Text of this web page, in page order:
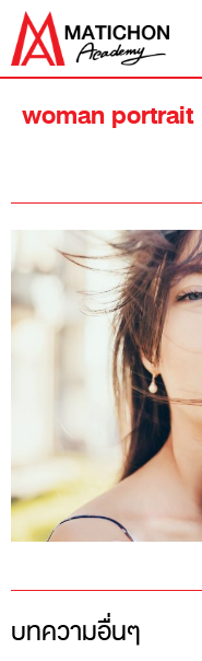
Skip
content
woman portrait
บทความอื่นๆ